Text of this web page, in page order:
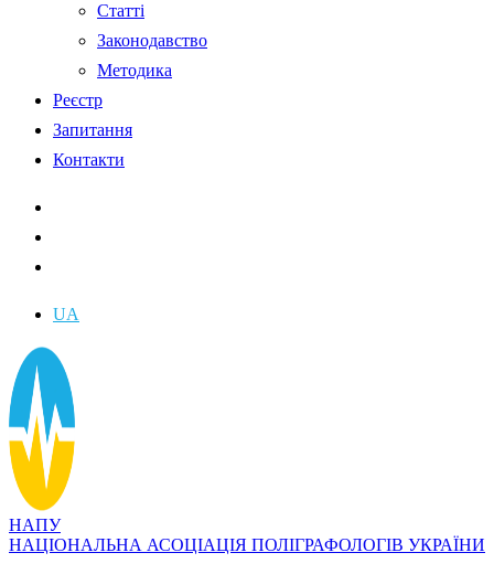
Статті
Законодавство
Методика
Реєстр
Запитання
Контакти
UA
НАПУ
НАЦІОНАЛЬНА АСОЦІАЦІЯ ПОЛІГРАФОЛОГІВ УКРАЇНИ